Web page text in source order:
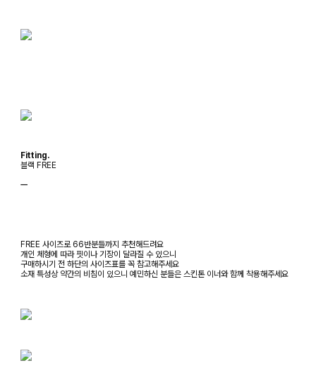
Fitting.
블랙 FREE
ㅡ
FREE 사이즈로 66반분들까지 추천해드려요
개인 체형에 따라 핏이나 기장이 달라질 수 있으니
구매하시기 전 하단의 사이즈표를 꼭 참고해주세요
소재 특성상 약간의 비침이 있으니 예민하신 분들은 스킨톤 이너와 함께 착용해주세요